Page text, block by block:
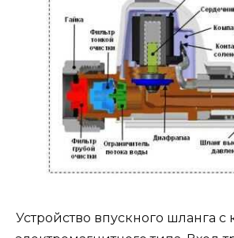
Устройство впускного шланга с